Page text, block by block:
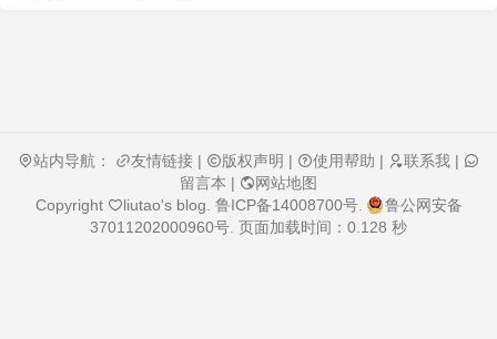
站内导航： 友情链接 | 版权声明 | 使用帮助 | 联系我 |
留言本 |
网站地图
Copyright
liutao's blog 鲁ICP备14008700号.
鲁公网安备
37011202000960号 . 页面加载时间：0.128 秒